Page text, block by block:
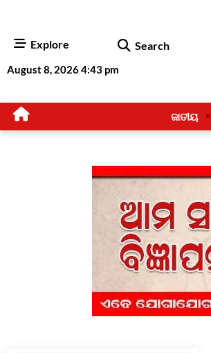
Explore Search
August 8, 2026 4:43 pm
ଜାତୀୟ